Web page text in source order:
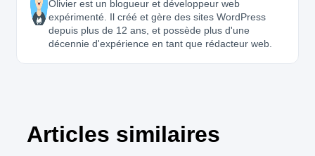
Olivier est un blogueur et développeur web
expérimenté. Il créé et gère des sites WordPress
depuis plus de 12 ans, et possède plus d'une
décennie d'expérience en tant que rédacteur web.
Articles similaires